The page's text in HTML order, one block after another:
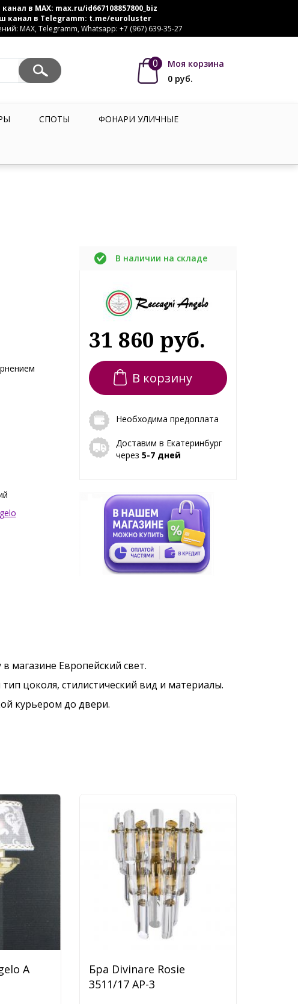
в MAX: max.ru/id667108857800_biz
канал в Telegramm: t.me/euroluster
MAX, Telegramm, Whatsapp: +7 (967) 639-35-27
0
Моя корзина
0 руб.
СПОТЫ ФОНАРИ УЛИЧНЫЕ
В наличии на складе
31 860 руб.
В корзину
Необходима предоплата
Доставим в Екатеринбург
через 5-7 дней
магазине Европейский свет.
цоколя, стилистический вид и материалы.
курьером до двери.
A
Бра Divinare Rosie
3511/17 AP-3